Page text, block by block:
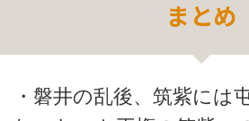
まとめ
・磐井の乱後、筑紫には